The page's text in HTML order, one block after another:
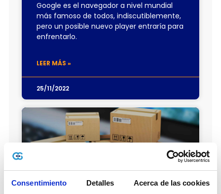
Consentimiento Detalles Acerca de las cookies
Google es el navegador a nivel mundial
más famoso de todos, indiscutiblemente,
pero un posible nuevo player entraría para
enfrentarlo.
LEER MÁS »
25/11/2022